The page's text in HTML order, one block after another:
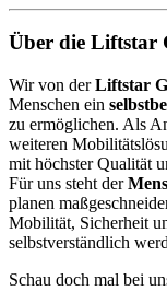
Über die Liftstar
Wir von derLiftstar
Menschen ein
zu ermöglichen. Als
weiteren
mit höchster Qualität
Für uns steht der
planen
Mobilität, Sicherheit
selbstverständlich
Schau doch mal bei